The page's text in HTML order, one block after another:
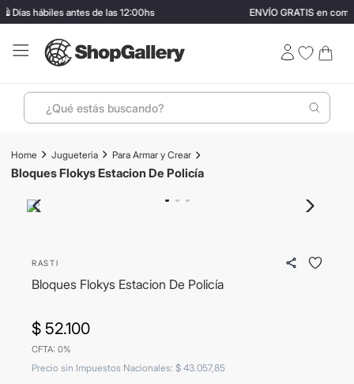
hábiles antes de las 12:00hs ENVÍO GRATIS en
¿Qué estás buscando?
Jugueteria Para Armar y Crear
Bloques Flokys Estacion De Policía
RASTI
Bloques Flokys Estacion De Policía
$ 52.100
CFTA: 0%
Precio sin Impuestos Nacionales: $ 43.057,85
1. perfumes
5. vino
7. hugo boss
8. mochila